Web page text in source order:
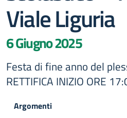
Viale Liguria
6 Giugno 2025
Festa di fine anno del
RETTIFICA INIZIO ORE
Argomenti